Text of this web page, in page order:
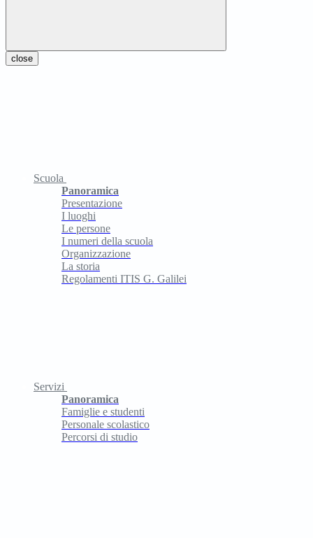
close
Scuola
Panoramica
Presentazione
I luoghi
Le persone
I numeri della scuola
Organizzazione
La storia
Regolamenti ITIS G. Galilei
Servizi
Panoramica
Famiglie e studenti
Personale scolastico
Percorsi di studio